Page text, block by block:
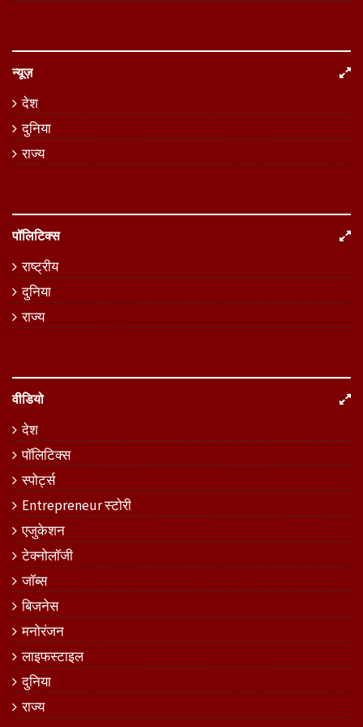
न्यूज़
देश
दुनिया
राज्य
पॉलिटिक्स
राष्ट्रीय
दुनिया
राज्य
वीडियो
देश
पॉलिटिक्स
स्पोर्ट्स
Entrepreneur स्टोरी
एजुकेशन
टेक्नोलॉजी
जॉब्स
बिजनेस
मनोरंजन
लाइफस्टाइल
दुनिया
राज्य